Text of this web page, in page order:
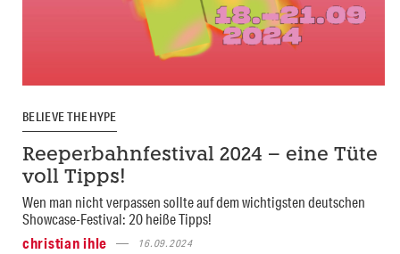
BELIEVE THE HYPE
Reeperbahnfestival 2024 – eine Tüte
voll Tipps!
Wen man nicht verpassen sollte auf dem wichtigsten deutschen
Showcase-Festival: 20 heiße Tipps!
christian ihle
16.09.2024